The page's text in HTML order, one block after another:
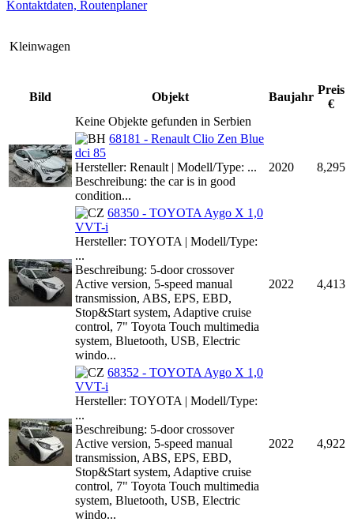
Kontaktdaten, Routenplaner
Kleinwagen
Bild Objekt Baujahr
Preis
€
Keine Objekte gefunden in Serbien
68181 - Renault Clio Zen Blue
dci 85
Hersteller: Renault | Modell/Type: ...
Beschreibung: the car is in good
condition...
2020 8,295
68350 - TOYOTA Aygo X 1,0
VVT-i
Hersteller: TOYOTA | Modell/Type:
...
Beschreibung: 5-door crossover
Active version, 5-speed manual
transmission, ABS, EPS, EBD,
Stop&Start system, Adaptive cruise
control, 7" Toyota Touch multimedia
system, Bluetooth, USB, Electric
windo...
2022 4,413
68352 - TOYOTA Aygo X 1,0
VVT-i
Hersteller: TOYOTA | Modell/Type:
...
Beschreibung: 5-door crossover
Active version, 5-speed manual
transmission, ABS, EPS, EBD,
Stop&Start system, Adaptive cruise
control, 7" Toyota Touch multimedia
system, Bluetooth, USB, Electric
windo...
2022 4,922